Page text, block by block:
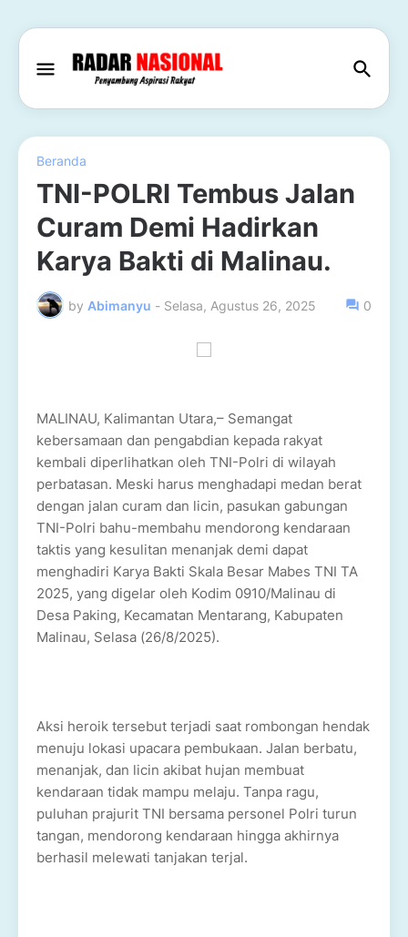
Beranda
TNI-POLRI Tembus Jalan
Curam Demi Hadirkan
Karya Bakti di Malinau.
by Abimanyu - Selasa, Agustus 26, 2025 0
MALINAU, Kalimantan Utara,– Semangat
kebersamaan dan pengabdian kepada rakyat
kembali diperlihatkan oleh TNI-Polri di wilayah
perbatasan. Meski harus menghadapi medan berat
dengan jalan curam dan licin, pasukan gabungan
TNI-Polri bahu-membahu mendorong kendaraan
taktis yang kesulitan menanjak demi dapat
menghadiri Karya Bakti Skala Besar Mabes TNI TA
2025, yang digelar oleh Kodim 0910/Malinau di
Desa Paking, Kecamatan Mentarang, Kabupaten
Malinau, Selasa (26/8/2025).
Aksi heroik tersebut terjadi saat rombongan hendak
menuju lokasi upacara pembukaan. Jalan berbatu,
menanjak, dan licin akibat hujan membuat
kendaraan tidak mampu melaju. Tanpa ragu,
puluhan prajurit TNI bersama personel Polri turun
tangan, mendorong kendaraan hingga akhirnya
berhasil melewati tanjakan terjal.